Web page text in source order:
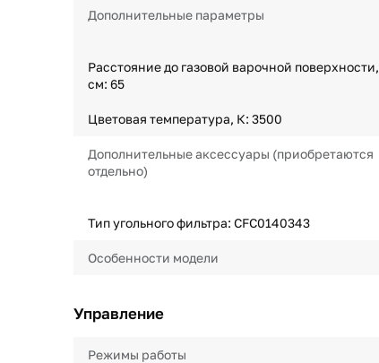
Дополнительные параметры
Расстояние до газовой варочной поверхности,
см: 65
Цветовая температура, К: 3500
Дополнительные аксессуары (приобретаются
отдельно)
Тип угольного фильтра: CFC0140343
Особенности модели
Управление
Режимы работы